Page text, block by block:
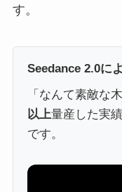
す。
Seedance 2.0に
「なんて素敵な
以上量産した実
です。